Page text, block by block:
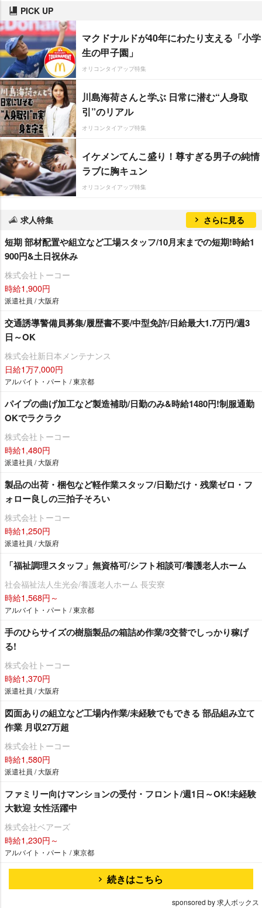
PICK UP
マクドナルドが40年にわたり支える「小学
生の甲子園」
オリコンタイアップ特集
川島海荷さんと学ぶ 日常に潜む“人身取
引”のリアル
オリコンタイアップ特集
イケメンてんこ盛り！尊すぎる男子の純情
ラブに胸キュン
オリコンタイアップ特集
求人特集 さらに見る
短期 部材配置や組立など工場スタッフ/10月末までの短期!時給1
900円&土日祝休み
株式会社トーコー
時給1,900円
派遣社員 / 大阪府
交通誘導警備員募集/履歴書不要/中型免許/日給最大1.7万円/週3
日～OK
株式会社新日本メンテナンス
日給1万7,000円
アルバイト・パート / 東京都
パイプの曲げ加工など製造補助/日勤のみ&時給1480円!制服通勤
OKでラクラク
株式会社トーコー
時給1,480円
派遣社員 / 大阪府
製品の出荷・梱包など軽作業スタッフ/日勤だけ・残業ゼロ・フ
ォロー良しの三拍子そろい
株式会社トーコー
時給1,250円
派遣社員 / 大阪府
「福祉調理スタッフ」無資格可/シフト相談可/養護老人ホーム
社会福祉法人生光会/養護老人ホーム 長安寮
時給1,568円～
アルバイト・パート / 東京都
手のひらサイズの樹脂製品の箱詰め作業/3交替でしっかり稼げ
る!
株式会社トーコー
時給1,370円
派遣社員 / 大阪府
図面ありの組立など工場内作業/未経験でもできる 部品組み立て
作業 月収27万超
株式会社トーコー
時給1,580円
派遣社員 / 大阪府
ファミリー向けマンションの受付・フロント/週1日～OK!未経験
大歓迎 女性活躍中
株式会社ベアーズ
時給1,230円～
アルバイト・パート / 東京都
続きはこちら
sponsored by 求人ボックス